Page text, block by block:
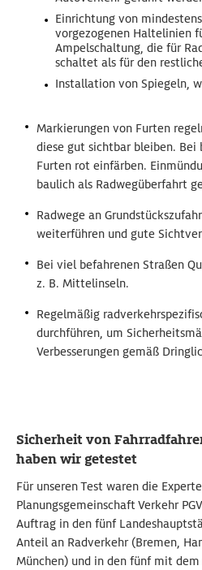
Einrichtung von
vorgezogenen Haltelinien
Ampelschaltung, die für
schaltet als für den
Installation von Spiegeln,
Markierungen von Furten
diese gut sichtbar bleiben. Bei
Furten rot einfärben.
baulich als Radwegüberfahrt
Radwege an
weiterführen und gute
Bei viel befahrenen Straßen
z. B. Mittelinseln.
Regelmäßig
durchführen, um
Verbesserungen gemäß
Sicherheit von
haben wir getestet
Für unseren Test waren die
Planungsgemeinschaft Verkehr
Auftrag in den fünf
Anteil an Radverkehr (Bremen,
München) und in den fünf mit